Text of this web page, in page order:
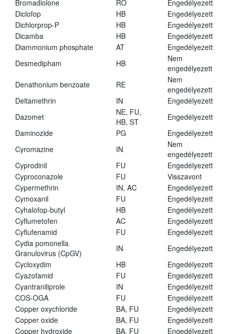
Bromadiolone
RO
Engedélyezett
Diclofop
HB
Engedélyezett
Dichlorprop-P
HB
Engedélyezett
Dicamba
HB
Engedélyezett
Diammonium phosphate
AT
Engedélyezett
Desmedipham
HB
Nem
engedélyezett
Denathonium benzoate
RE
Nem
engedélyezett
Deltamethrin
IN
Engedélyezett
Dazomet
NE, FU,
HB, ST
Engedélyezett
Daminozide
PG
Engedélyezett
Cyromazine
IN
Nem
engedélyezett
Cyprodinil
FU
Engedélyezett
Cyproconazole
FU
Visszavont
Cypermethrin
IN, AC
Engedélyezett
Cymoxanil
FU
Engedélyezett
Cyhalofop-butyl
HB
Engedélyezett
Cyflumetofen
AC
Engedélyezett
Cyflufenamid
FU
Engedélyezett
Cydia pomonella
Granulovirus (CpGV)
IN
Engedélyezett
Cycloxydim
HB
Engedélyezett
Cyazofamid
FU
Engedélyezett
Cyantraniliprole
IN
Engedélyezett
COS-OGA
FU
Engedélyezett
Copper oxychloride
BA, FU
Engedélyezett
Copper oxide
BA, FU
Engedélyezett
Copper hydroxide
BA, FU Engedélyezett